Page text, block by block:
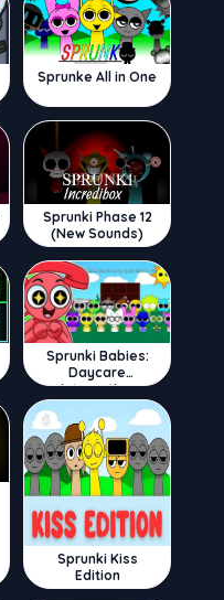
Sprunke All in One
Sprunki Phase 12
(New Sounds)
Sprunki Babies:
Daycare
Interactive
Sprunki Kiss
Edition